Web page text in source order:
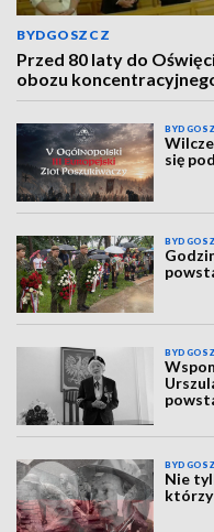
BYDGOSZCZ
Przed 80 laty do
obozu
się
Nie
którzy